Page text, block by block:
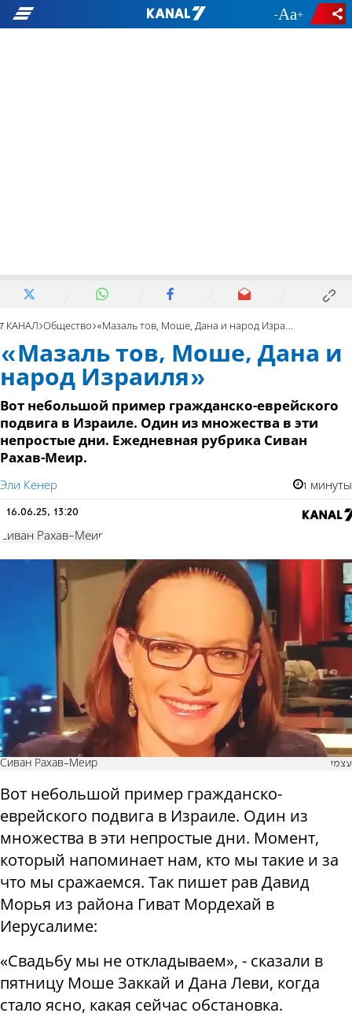
- +
7 КАНАЛ Общество «Мазаль тов, Моше, Дана и народ Израиля»
«Мазаль тов, Моше, Дана и
народ Израиля»
Вот небольшой пример гражданско-еврейского
подвига в Израиле. Один из множества в эти
непростые дни. Ежедневная рубрика Сиван
Рахав-Меир.
Эли Кенер 1 минуты
16.06.25, 13:20
Сиван Рахав-Меир
Сиван Рахав-Меир עצמי
Вот небольшой пример гражданско-
еврейского подвига в Израиле. Один из
множества в эти непростые дни. Момент,
который напоминает нам, кто мы такие и за
что мы сражаемся. Так пишет рав Давид
Морья из района Гиват Мордехай в
Иерусалиме:
«Свадьбу мы не откладываем», - сказали в
пятницу Моше Заккай и Дана Леви, когда
стало ясно, какая сейчас обстановка.